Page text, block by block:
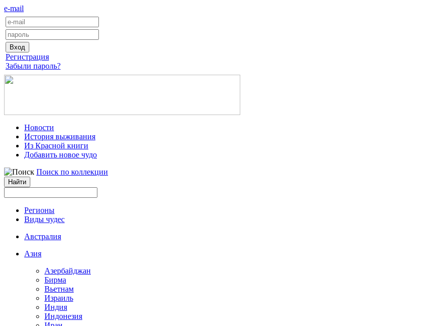
e-mail
Регистрация
Забыли пароль?
Новости
История выживания
Из Красной книги
Добавить новое чудо
Поиск по коллекции
Регионы
Виды чудес
Австралия
Азия
Азербайджан
Бирма
Вьетнам
Израиль
Индия
Индонезия